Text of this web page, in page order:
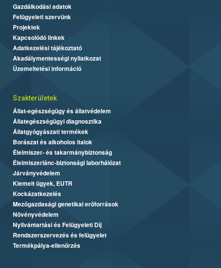
Gazdálkodási adatok
Felügyeleti szervünk
Projektek
Kapcsolódó linkek
Adatkezelési tájékoztató
Akadálymentességi nyilatkozat
Üzemeltetési információ
Szakterületek
Állat-egészségügy és állatvédelem
Állategészségügyi diagnosztika
Állatgyógyászati termékek
Borászat és alkoholos italok
Élelmiszer- és takarmánybiztonság
Élelmiszerlánc-biztonsági laborhálózat
Járványvédelem
Kiemelt ügyek, EUTR
Kockázatkezelés
Mezőgazdasági genetikai erőforrások
Növényvédelem
Nyilvántartási és Felügyeleti Díj
Rendszerszervezés és felügyelet
Termékpálya-ellenőrzés